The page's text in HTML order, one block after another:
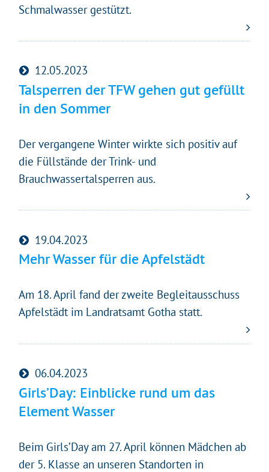
Schmalwasser gestützt.
12.05.2023
Talsperren der TFW gehen gut gefüllt
in den Sommer
Der vergangene Winter wirkte sich positiv auf
die Füllstände der Trink- und
Brauchwassertalsperren aus.
19.04.2023
Mehr Wasser für die Apfelstädt
Am 18. April fand der zweite Begleitausschuss
Apfelstädt im Landratsamt Gotha statt.
06.04.2023
Girls’Day: Einblicke rund um das
Element Wasser
Beim Girls’Day am 27. April können Mädchen ab
der 5. Klasse an unseren Standorten in
Gleich geht's los!
Mit Ihrer Zustimmung möchten wir moderne Web-
essenziell, Youtube und Matomo helfen uns diese